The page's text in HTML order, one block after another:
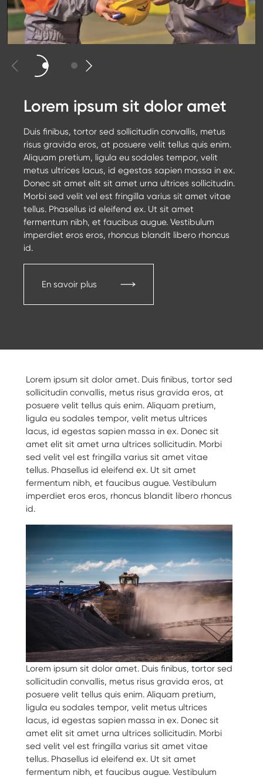
Lorem ipsum sit dolor amet
Duis finibus, tortor sed sollicitudin convallis, metus
risus gravida eros, at posuere velit tellus quis enim.
Aliquam pretium, ligula eu sodales tempor, velit
metus ultrices lacus, id egestas sapien massa in ex.
Donec sit amet elit sit amet urna ultrices sollicitudin.
Morbi sed velit vel est fringilla varius sit amet vitae
tellus. Phasellus id eleifend ex. Ut sit amet
fermentum nibh, et faucibus augue. Vestibulum
imperdiet eros eros, rhoncus blandit libero rhoncus
id.
En savoir plus
Lorem ipsum sit dolor amet. Duis finibus, tortor sed
sollicitudin convallis, metus risus gravida eros, at
posuere velit tellus quis enim. Aliquam pretium,
ligula eu sodales tempor, velit metus ultrices
lacus, id egestas sapien massa in ex. Donec sit
amet elit sit amet urna ultrices sollicitudin. Morbi
sed velit vel est fringilla varius sit amet vitae
tellus. Phasellus id eleifend ex. Ut sit amet
fermentum nibh, et faucibus augue. Vestibulum
imperdiet eros eros, rhoncus blandit libero rhoncus
id.
Lorem ipsum sit dolor amet. Duis finibus, tortor sed
sollicitudin convallis, metus risus gravida eros, at
posuere velit tellus quis enim. Aliquam pretium,
ligula eu sodales tempor, velit metus ultrices
lacus, id egestas sapien massa in ex. Donec sit
amet elit sit amet urna ultrices sollicitudin. Morbi
sed velit vel est fringilla varius sit amet vitae
tellus. Phasellus id eleifend ex. Ut sit amet
fermentum nibh, et faucibus augue. Vestibulum